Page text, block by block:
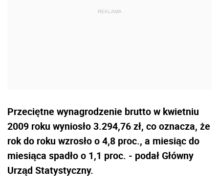
Przeciętne wynagrodzenie brutto w kwietniu
2009 roku wyniosło 3.294,76 zł, co oznacza, że
rok do roku wzrosło o 4,8 proc., a miesiąc do
miesiąca spadło o 1,1 proc. - podał Główny
Urząd Statystyczny.